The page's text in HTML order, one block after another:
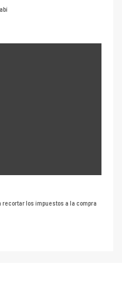
recortar los impuestos a la compra